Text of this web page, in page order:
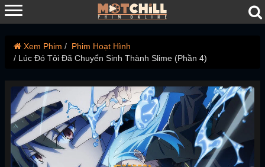
Xem Phim
Phim Hoạt Hình
Lúc Đó Tôi Đã Chuyển Sinh Thành Slime (Phần 4)